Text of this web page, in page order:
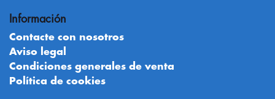
Información
Contacte con nosotros
Aviso legal
Condiciones generales de venta
Política de cookies